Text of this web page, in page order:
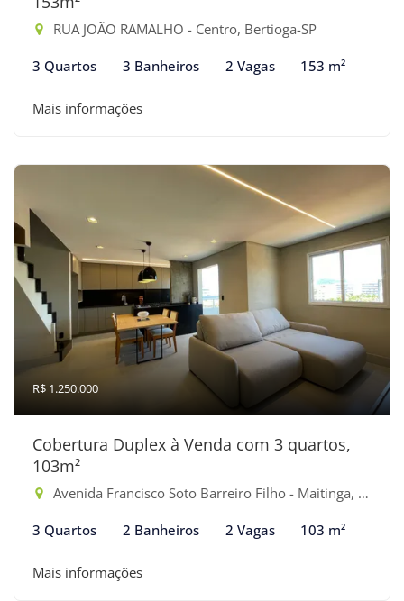
RUA JOÃO RAMALHO - Centro, Bertioga-SP
3 Quartos 3 Banheiros 2 Vagas 153 m²
Mais informações
R$ 1.250.000
Cobertura Duplex à Venda com 3 quartos,
103m²
Avenida Francisco Soto Barreiro Filho - Maitinga, Bertioga-SP
3 Quartos 2 Banheiros 2 Vagas 103 m²
Mais informações